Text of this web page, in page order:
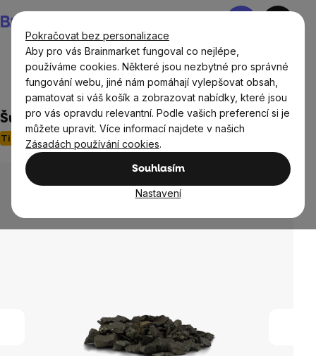
Pokračovat bez personalizace
Aby pro vás Brainmarket fungoval co nejlépe,
používáme cookies. Některé jsou nezbytné pro správné
fungování webu, jiné nám pomáhají vylepšovat obsah,
pamatovat si váš košík a zobrazovat nabídky, které jsou
pro vás opravdu relevantní. Podle vašich preferencí si je
můžete upravit. Více informací najdete v našich
Zásadách používání cookies.
Souhlasím
Nastavení
na
obsah
Nákupní
Domov Vodní filtry a konvice
Šungitová drť - aktivátor vody 500 g
Tip
Průměrné
hodnocení
produktu
z
5
2 hodnocení